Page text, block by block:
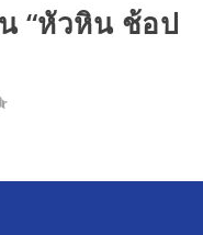
“หัวหิน ช้อป